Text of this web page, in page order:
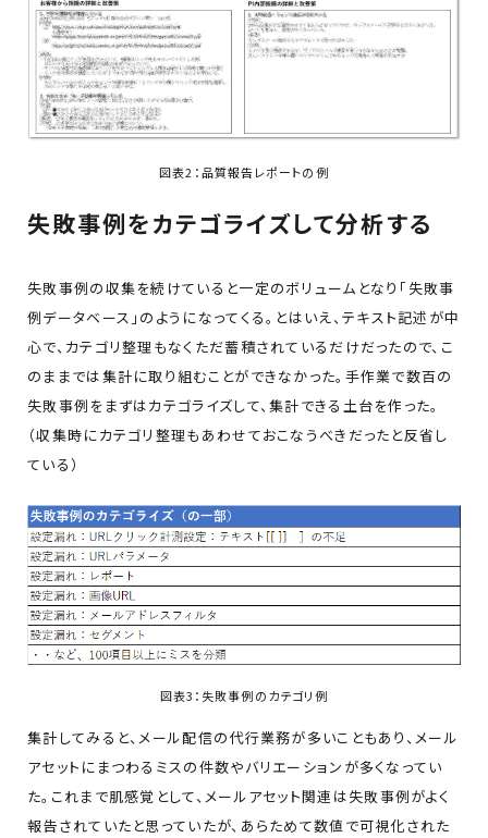
図表2：品質報告レポートの例
失敗事例をカテゴライズして分析する
失敗事例の収集を続けていると一定のボリュームとなり「失敗事
例データベース」のようになってくる。とはいえ、テキスト記述が中
心で、カテゴリ整理もなくただ蓄積されているだけだったので、こ
のままでは集計に取り組むことができなかった。手作業で数百の
失敗事例をまずはカテゴライズして、集計できる土台を作った。
（収集時にカテゴリ整理もあわせておこなうべきだったと反省し
ている）
図表3：失敗事例のカテゴリ例
集計してみると、メール配信の代行業務が多いこともあり、メール
アセットにまつわるミスの件数やバリエーションが多くなってい
た。これまで肌感覚として、メールアセット関連は失敗事例がよく
報告されていたと思っていたが、あらためて数値で可視化された